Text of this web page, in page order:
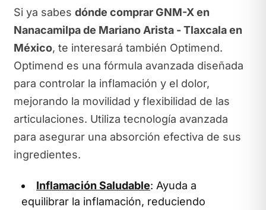
Si ya sabes dónde comprar GNM-X en
Nanacamilpa de Mariano Arista - Tlaxcala en
México, te interesará también Optimend.
Optimend es una fórmula avanzada diseñada
para controlar la inflamación y el dolor,
mejorando la movilidad y flexibilidad de las
articulaciones. Utiliza tecnología avanzada
para asegurar una absorción efectiva de sus
ingredientes.
Inflamación Saludable: Ayuda a
equilibrar la inflamación, reduciendo